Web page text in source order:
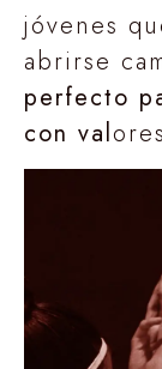
jóvenes
abrirse
perfecto
con val